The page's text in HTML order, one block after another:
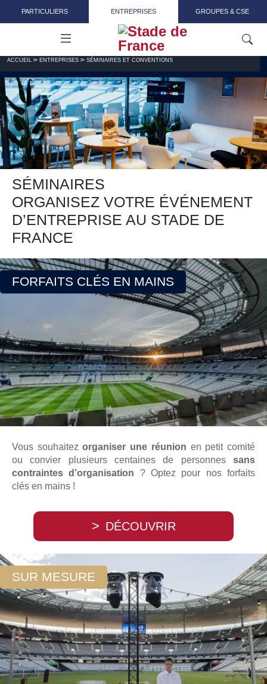
PARTICULIERS ENTREPRISES GROUPES & CSE
ACCUEIL ENTREPRISES SÉMINAIRES ET CONVENTIONS
SÉMINAIRES
ORGANISEZ VOTRE ÉVÉNEMENT
D’ENTREPRISE AU STADE DE
FRANCE
FORFAITS CLÉS EN MAINS
Vous souhaitezorganiser une réunion en petit comité
ou convier plusieurs centaines de personnes sans
contraintes d’organisation ? Optez pour nos forfaits
clés en mains !
DÉCOUVRIR
SUR MESURE